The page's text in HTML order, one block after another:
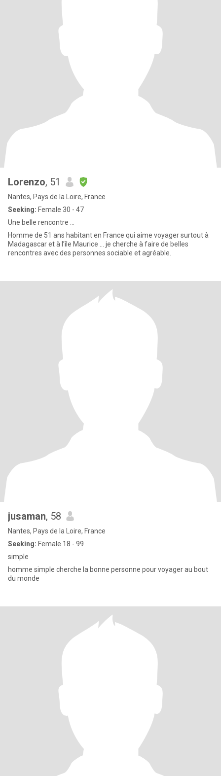
Lorenzo, 51
Nantes, Pays de la Loire, France
Seeking: Female 30 - 47
Une belle rencontre …
Homme de 51 ans habitant en France qui aime voyager surtout à
Madagascar et à l’île Maurice … je cherche à faire de belles
rencontres avec des personnes sociable et agréable.
jusaman, 58
Nantes, Pays de la Loire, France
Seeking: Female 18 - 99
simple
homme simple cherche la bonne personne pour voyager au bout
du monde